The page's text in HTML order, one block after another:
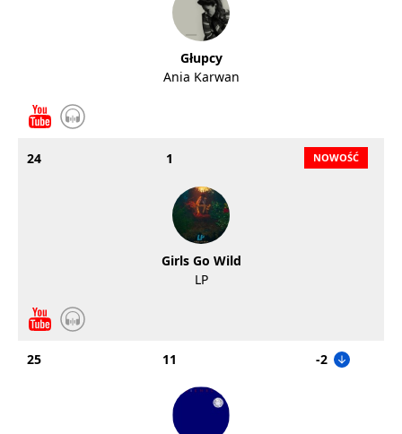
Głupcy
Ania Karwan
24 1
Girls Go Wild
LP
25 11 -2